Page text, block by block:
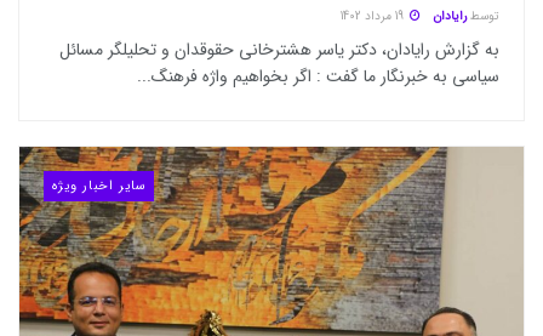
توسط رایادان
به گزارش رایادان، دکتر یاسر هشترخانی حقوقدان و تحلیلگر مسائل
سیاسی به خبرنگار ما گفت : اگر بخواهیم واژه فرهنگ...
سایر اخبار ویژه